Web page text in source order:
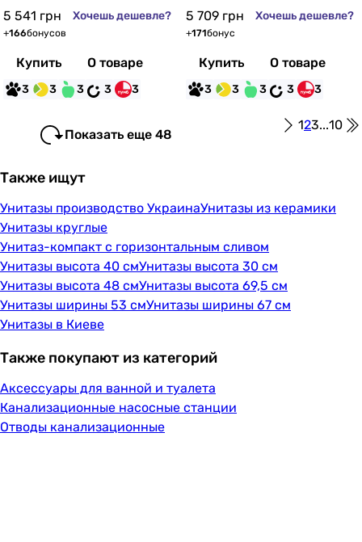
5 541 грн Хочешь дешевле?
+166бонусов
Купить О товаре
3 3 3 3 3
5 709 грн Хочешь дешевле?
+171бонус
Купить О товаре
3 3 3 3 3
Показать еще 48
123...10
Также ищут
Унитазы производство УкраинаУнитазы из керамики
Унитазы круглые
Унитаз-компакт с горизонтальным сливом
Унитазы высота 40 смУнитазы высота 30 см
Унитазы высота 48 смУнитазы высота 69,5 см
Унитазы ширины 53 смУнитазы ширины 67 см
Унитазы в Киеве
Также покупают из категорий
Аксессуары для ванной и туалета
Канализационные насосные станции
Отводы канализационные